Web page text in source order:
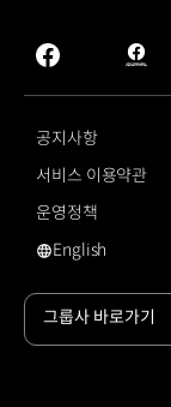
facebook
hmg
공지사항
서비스 이용약관
운영정책
영문 사이트로 이동
English
그룹사 바로가기